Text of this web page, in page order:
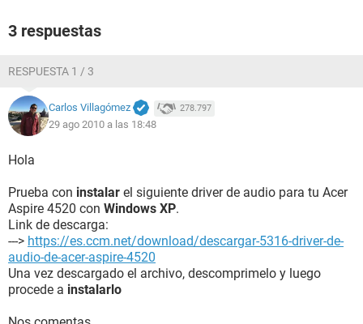
3 respuestas
RESPUESTA 1 / 3
Carlos Villagómez 278.797
29 ago 2010 a las 18:48
Hola
Prueba con instalar el siguiente driver de audio para tu Acer
Aspire 4520 con Windows XP.
Link de descarga:
---> https://es.ccm.net/download/descargar-5316-driver-de-
audio-de-acer-aspire-4520
Una vez descargado el archivo, descomprimelo y luego
procede a instalarlo